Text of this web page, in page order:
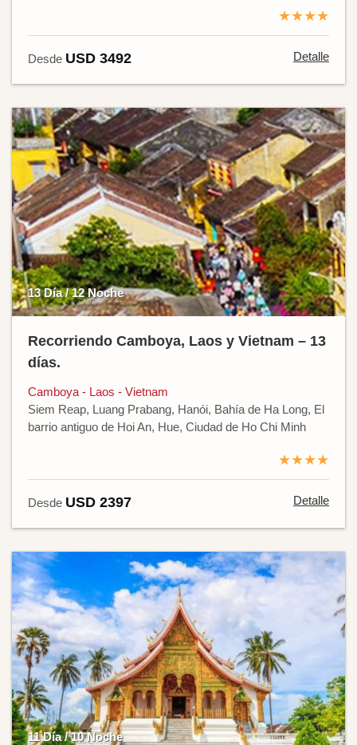
★★★★
Desde USD 3492 Detalle
13 Día / 12 Noche
Recorriendo Camboya, Laos y Vietnam – 13
días.
Camboya - Laos - Vietnam
Siem Reap, Luang Prabang, Hanói, Bahía de Ha Long, El
barrio antiguo de Hoi An, Hue, Ciudad de Ho Chi Minh
★★★★
Desde USD 2397 Detalle
11 Día / 10 Noche